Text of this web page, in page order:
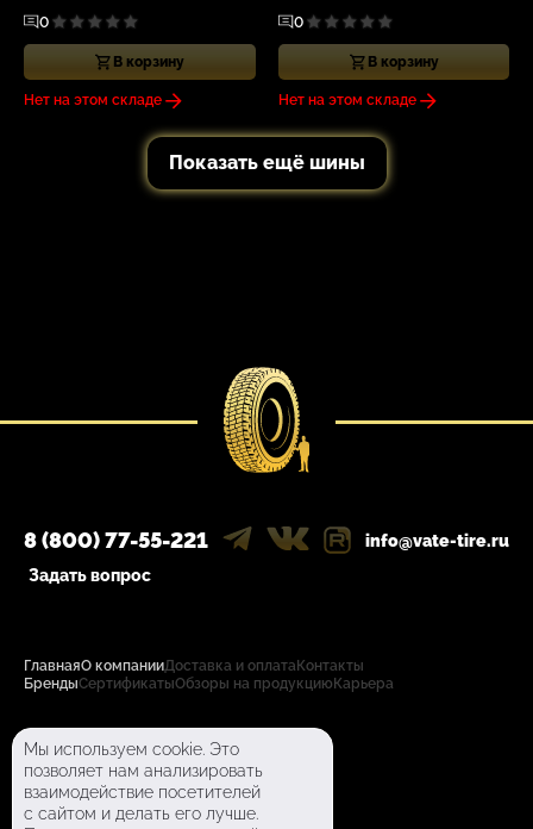
0
В корзину
Нет на этом складе
0
В корзину
Нет на этом складе
Показать ещё шины
ГлавнаяО компанииДоставка и оплата Контакты
БрендыСертификатыОбзоры на продукцию Карьера
8 (800) 77-55-221
info@vate-tire.ru
Задать вопрос
Политика конфиденциальности
Пользовательское соглашение
Согласие на обработку перс. данных
Мы используем cookie. Это
позволяет нам анализировать
взаимодействие посетителей
с сайтом и делать его лучше.